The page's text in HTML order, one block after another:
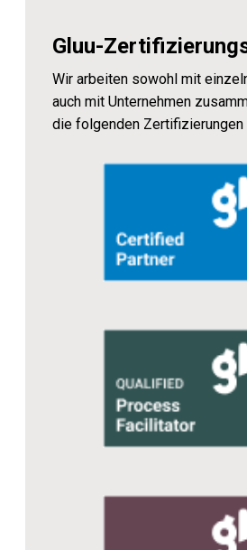
Gluu-
Wir arbeiten sowohl mit
auch mit Unternehmen
die folgenden Zertifizierungen